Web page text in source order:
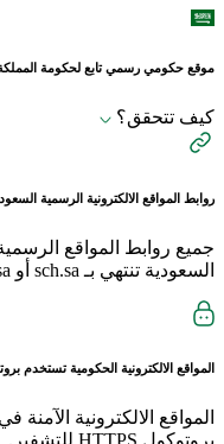
موقع حكومي رسمي تابع لحكومة المملكة
كيف تتحقق؟
روابط المواقع الالكترونية الرسمية
جميع روابط المواقع
السعودية تنتهي بـ sch.sa أو edu.sa
المواقع الالكترونية الحكومية تستخدم
المواقع الالكترونية
بروتوكول HTTPS للتشفير.